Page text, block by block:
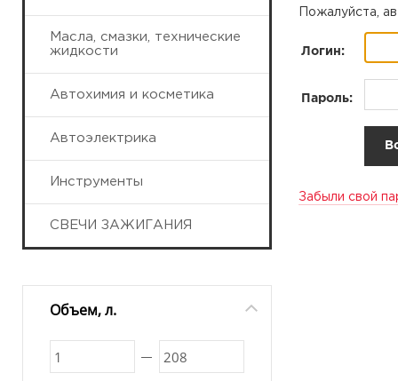
Масла, смазки, технические
жидкости
Автохимия и косметика
Автоэлектрика
Инструменты
СВЕЧИ ЗАЖИГАНИЯ
Объем, л.
Пожалуйста,
Логин:
Пароль:
Забыли свой